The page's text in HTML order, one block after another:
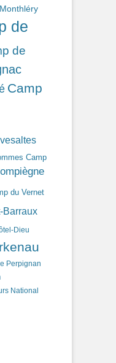
de
de
Camp
Camp
du Vernet
Barraux
Dieu
Perpignan
National